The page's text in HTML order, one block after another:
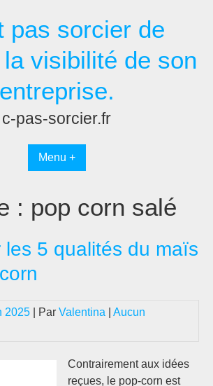
pas sorcier de
visibilité de son
entreprise.
c-pas-sorcier.fr
Menu +
: pop corn salé
les 5 qualités du maïs
2025 | Par Valentina
Aucun
Contrairement aux idées
reçues, le pop-corn est